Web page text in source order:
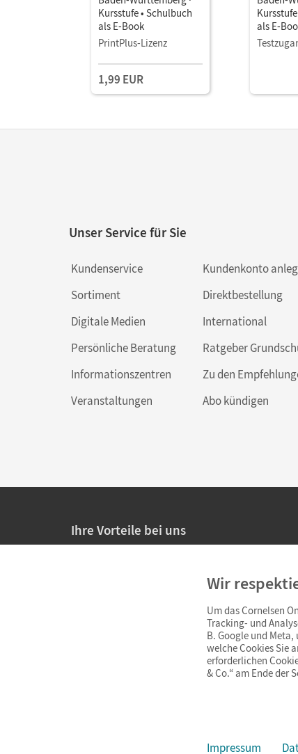
Kursstufe • Schulbuch
als E-Book
PrintPlus-Lizenz
1,99 EUR
als E-
Unser Service für Sie
Kundenservice
Sortiment
Digitale Medien
Persönliche Beratung
Informationszentren
Veranstaltungen
Kundenkonto
Direktbestellung
International
Ratgeber
Zu den
Abo kündigen
Ihre Vorteile bei uns
Persönliche Angebote für Lehrkräfte
Sicheres Einkaufen mit SSL-Verschlüsselung
Widerrufsfristvon 4 Wochen
Schnelle und einfache Retourenabwicklung
Barrierefreiheit
Wir
Um das Cornelsen
Tracking- und
B. Google und
welche Cookies Sie
erforderlichen
& Co.“ am Ende der
Impressum